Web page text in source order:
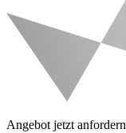
Angebot jetzt anfordern